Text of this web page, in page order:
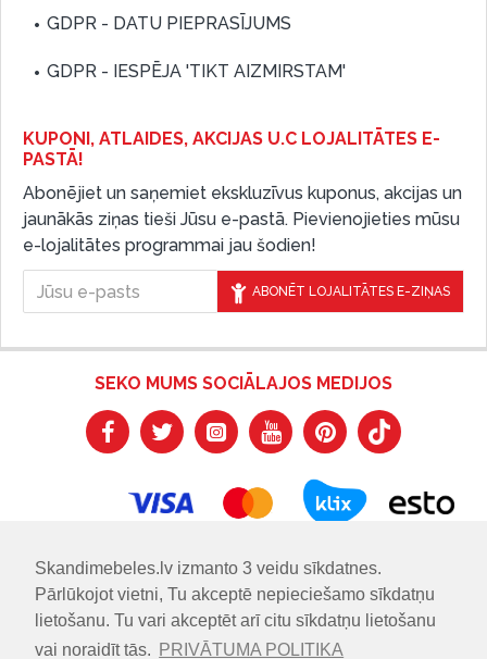
Skandimebeles.lv izmanto 3 veidu sīkdatnes.
Pārlūkojot vietni, Tu akceptē nepieciešamo sīkdatņu
lietošanu. Tu vari akceptēt arī citu sīkdatņu lietošanu
vai noraidīt tās.
PRIVĀTUMA POLITIKA
GDPR - DATU PIEPRASĪJUMS
GDPR - IESPĒJA 'TIKT AIZMIRSTAM'
KUPONI, ATLAIDES, AKCIJAS U.C LOJALITĀTES E-
PASTĀ!
Abonējiet un saņemiet ekskluzīvus kuponus, akcijas un
jaunākās ziņas tieši Jūsu e-pastā. Pievienojieties mūsu
e-lojalitātes programmai jau šodien!
ABONĒT LOJALITĀTES E-ZIŅAS
SEKO MUMS SOCIĀLAJOS MEDIJOS